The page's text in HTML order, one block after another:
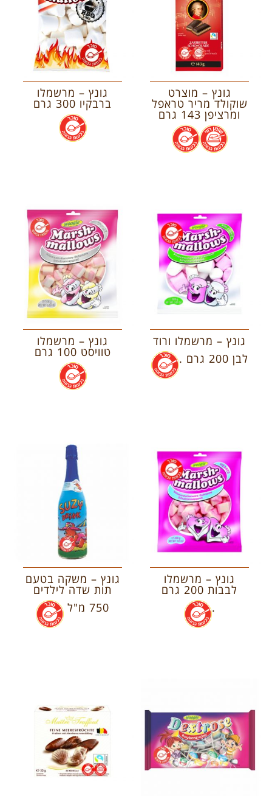
גונץ – מוצרט
שוקולד מריר טראפל
ומרציפן 143 גרם
.
.
גונץ – מרשמלו
ברבקיו 300 גרם
.
גונץ – מרשמלו ורוד
לבן 200 גרם .
.
גונץ – מרשמלו
טוויסט 100 גרם
.
גונץ – מרשמלו
לבבות 200 גרם
.
.
גונץ – משקה בטעם
תות שדה לילדים
750 מ"ל
.